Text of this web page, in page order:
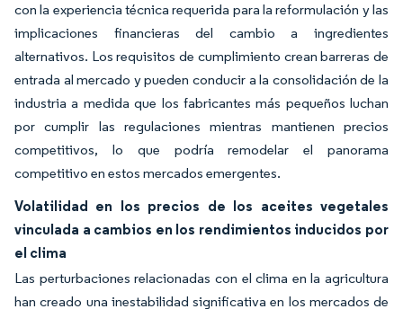
con la experiencia técnica requerida para la reformulación y las
implicaciones financieras del cambio a ingredientes
alternativos. Los requisitos de cumplimiento crean barreras de
entrada al mercado y pueden conducir a la consolidación de la
industria a medida que los fabricantes más pequeños luchan
por cumplir las regulaciones mientras mantienen precios
competitivos, lo que podría remodelar el panorama
competitivo en estos mercados emergentes.
Volatilidad en los precios de los aceites vegetales
vinculada a cambios en los rendimientos inducidos por
el clima
Las perturbaciones relacionadas con el clima en la agricultura
han creado una inestabilidad significativa en los mercados de